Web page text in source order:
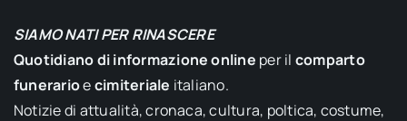
SIAMO NATI PER RINASCERE
Quotidiano di informazione online per il comparto
funerarioecimiteriale italiano.
Notizie di attualità, cronaca, cultura, poltica, costume,